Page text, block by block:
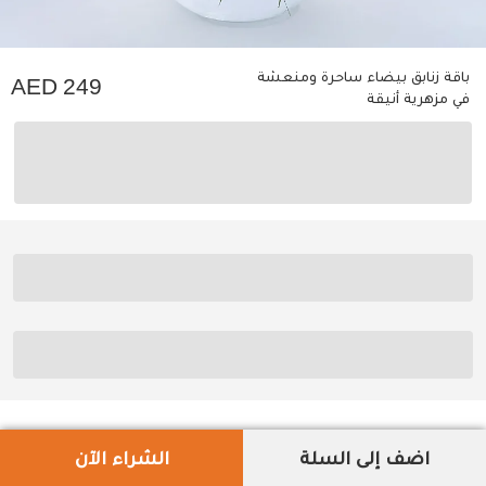
باقة زنابق بيضاء ساحرة ومنعشة
في مزهرية أنيقة
249
اضف إلى السلة الشراء الآن